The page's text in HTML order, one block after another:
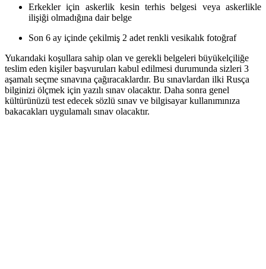
Erkekler için askerlik kesin terhis belgesi veya askerlikle
ilişiği olmadığına dair belge
Son 6 ay içinde çekilmiş 2 adet renkli vesikalık fotoğraf
Yukarıdaki koşullara sahip olan ve gerekli belgeleri büyükelçiliğe
teslim eden kişiler başvuruları kabul edilmesi durumunda sizleri 3
aşamalı seçme sınavına çağıracaklardır. Bu sınavlardan ilki Rusça
bilginizi ölçmek için yazılı sınav olacaktır. Daha sonra genel
kültürünüzü test edecek sözlü sınav ve bilgisayar kullanımınıza
bakacakları uygulamalı sınav olacaktır.